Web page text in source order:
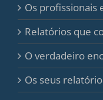
Os profissionais
Relatórios que
O verdadeiro
Os seus